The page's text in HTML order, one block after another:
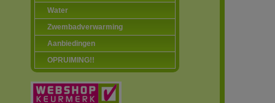
Water
Zwembadverwarming
Aanbiedingen
OPRUIMING!!